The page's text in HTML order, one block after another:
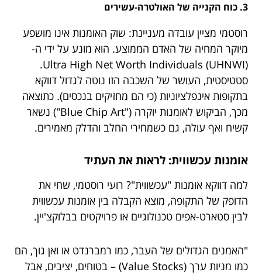
3. כוח הקנייה של האולטרה-עשירים
רוסטמי מציין עובדה מעניינת: שוק האומנות אינו מושפע
מיוקר המחיה של האדם הממוצע. הוא מונע על ידי ה-
Ultra High Net Worth Individuals (UHNWI).
סטטיסטית, העושר של השכבה הזו נוטה לגדול דווקא
בתקופות אינפלציוניות (כי הם מחזיקים בנכסים). כתוצאה
מכך, הביקוש לאומנות יוקרה ("Blue Chip Art") נשאר
קשיח ואף עולה, גם כשמחירי החלב והדלק מאמירים.
אומנות עכשווית: לראות את העתיד
למה דווקא אומנות "עכשווית"? רועי רוסטמי, שחי את
הדופק של התקופה, מוצא הקבלה בין אומנות עכשווית
לבין סטארט-אפים טכנולוגיים או פרויקטים בבלוקצ'יין.
"האמנים הגדולים של העבר, כמו רמברנדט או ואן גוך, הם
כמו מניות ערך (Value Stocks) – בטוחים, יציבים, אבל